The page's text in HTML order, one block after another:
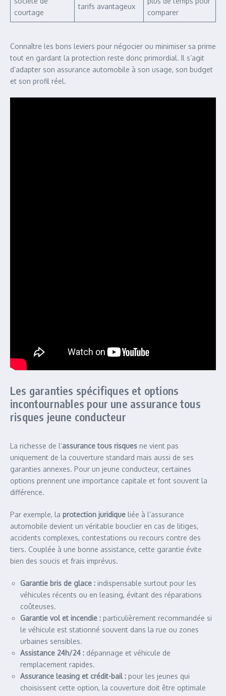
courtage
tarifs avantageux
comparer
Connaître les bons leviers pour négocier ou minimiser sa prime
tout en gardant la protection reste donc primordial. Il s’agit
d’adapter son assurance automobile à son usage, son budget
et son profil réel.
Les garanties spécifiques et options
incontournables pour une assurance tous
risques jeune conducteur
La richesse de l’assurance tous risques ne vient pas
uniquement de la couverture standard mais aussi de ses
garanties annexes. Pour un jeune conducteur, certaines
options prennent une importance capitale et font souvent la
différence.
Par exemple, la protection juridique liée à l’assurance
automobile devient un véritable bouclier en cas de litiges,
accidents complexes, contestations ou recours contre des
tiers. Couplée à une bonne assistance, cette garantie évite
bien des soucis et frais imprévus.
Garantie bris de glace : indispensable surtout pour les
véhicules récents ou en leasing, évitant des réparations
coûteuses.
Garantie vol et incendie : particulièrement recommandée si
le véhicule est stationné souvent dans la rue ou zones
urbaines sensibles.
Assistance 24h/24 : dépannage et véhicule de
remplacement rapides.
Assurance leasing et crédit-bail : pour les jeunes qui
choisissent cette option, la couverture doit être optimale